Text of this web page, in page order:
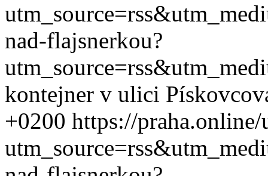
nad-flajsnerkou?
kontejner v ulici
+0200 https://